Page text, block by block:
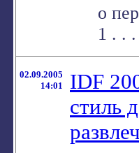
о
1 . . .
02.09.2005
14:01
IDF
стиль